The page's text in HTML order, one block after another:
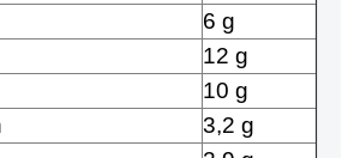
6 g
12 g
10 g
3,2 g